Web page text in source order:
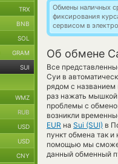
Обмены наличных
фиксирования
сервисом в
Об обмене
Все
Суи в
рядом с
раз нажать мышкой
проблемы с
возникли
EUR на Sui (SUI) в
пункт обмена так
помощью мы
данный обменный
TRX
BNB
SOL
GRAM
SUI
WMZ
RUB
USD
USD
CNY